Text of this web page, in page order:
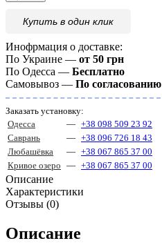
Купить в один клик
Инофрмация о доставке:
По Украине — от 50 грн
По Одесса — Бесплатно
Самовывоз — По согласованию
Заказать установку:
Одесса
— +38 098 509 23 92
Саврань
— +38 096 726 18 43
Любашёвка
— +38 067 865 37 00
Кривое озеро — +38 067 865 37 00
Описание
Характеристики
Отзывы (0)
Описание